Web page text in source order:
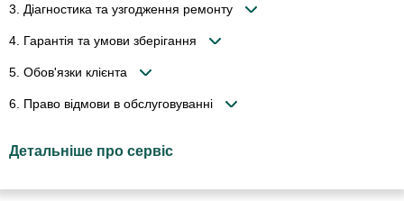
3. Діагностика та узгодження ремонту
4. Гарантія та умови зберігання
5. Обов'язки клієнта
6. Право відмови в обслуговуванні
Детальніше про сервіс